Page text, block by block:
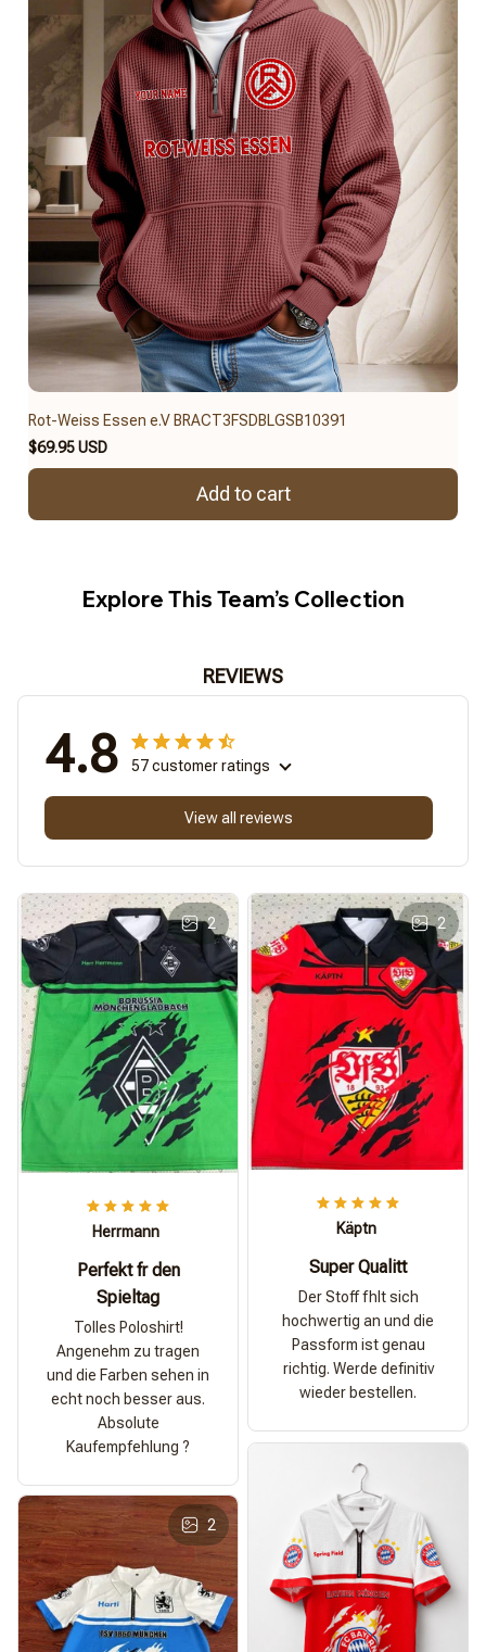
Rot-Weiss Essen e.V BRACT3FSDBLGSB10391
$69.95 USD
Add to cart
Explore This Team’s Collection
REVIEWS
4.8 57 customer ratings
View all reviews
2
Herrmann
Perfekt fr den
Spieltag
Tolles Poloshirt!
Angenehm zu tragen
und die Farben sehen in
echt noch besser aus.
Absolute
Kaufempfehlung ?
2
Käptn
Super Qualitt
Der Stoff fhlt sich
hochwertig an und die
Passform ist genau
richtig. Werde definitiv
wieder bestellen.
2